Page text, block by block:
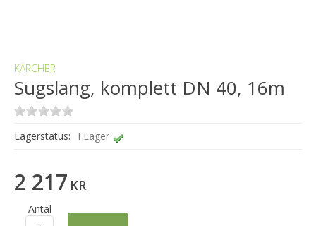
KÄRCHER
Sugslang, komplett DN 40, 16m
Lagerstatus: I Lager
2 217 KR
Antal